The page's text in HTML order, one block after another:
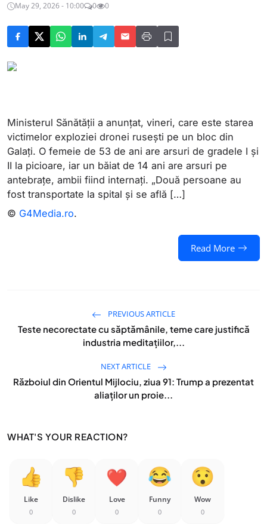
May 29, 2026 - 10:00
0 0
Ministerul Sănătății a anunțat, vineri, care este starea
victimelor exploziei dronei rusești pe un bloc din
Galați. O femeie de 53 de ani are arsuri de gradele I și
II la picioare, iar un băiat de 14 ani are arsuri pe
antebrațe, ambii fiind internați. „​Două persoane au
fost transportate la spital și se află […]
© G4Media.ro.
Read More
PREVIOUS ARTICLE
Teste necorectate cu săptămânile, teme care justifică
industria meditațiilor,...
NEXT ARTICLE
Războiul din Orientul Mijlociu, ziua 91: Trump a prezentat
aliaților un proie...
WHAT'S YOUR REACTION?
Like
0
Dislike
0
Love
0
Funny
0
Wow
0